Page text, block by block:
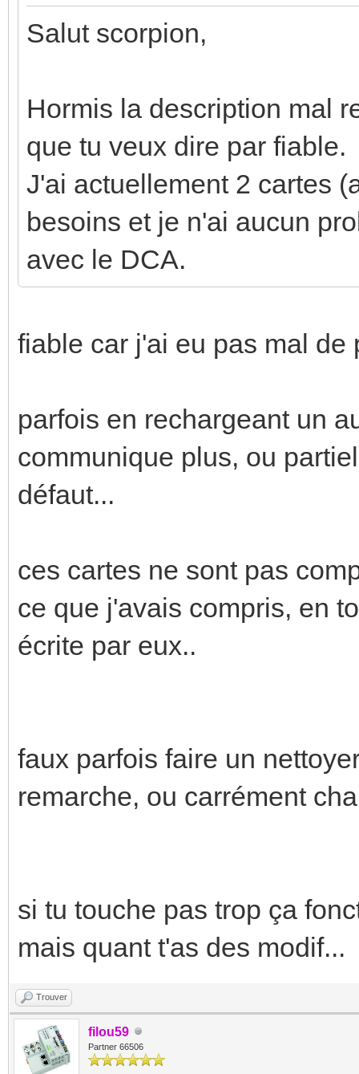
Salut scorpion,
Hormis la description mal
que tu veux dire par fiable.
J'ai actuellement 2 cartes
besoins et je n'ai aucun
avec le DCA.
fiable car j'ai eu pas mal de
parfois en rechargeant un
communique plus, ou
défaut...
ces cartes ne sont pas
ce que j'avais compris, en
écrite par eux..
faux parfois faire un
remarche, ou carrément
si tu touche pas trop ça
mais quant t'as des modif...
Trouver
filou59
Partner 66506